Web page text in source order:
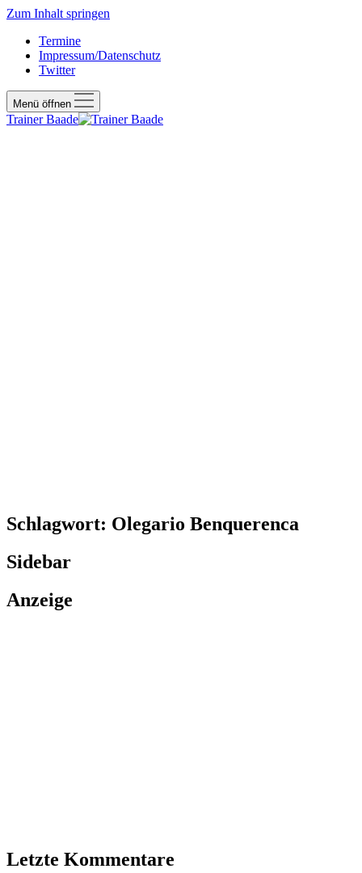
Zum Inhalt springen
Termine
Impressum/Datenschutz
Twitter
Menü öffnen
Trainer Baade
Schlagwort: Olegario Benquerenca
Sidebar
Anzeige
Letzte Kommentare